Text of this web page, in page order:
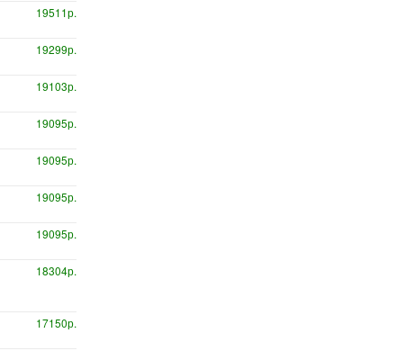
19511р.
19299р.
19103р.
19095р.
19095р.
19095р.
19095р.
18304р.
17150р.